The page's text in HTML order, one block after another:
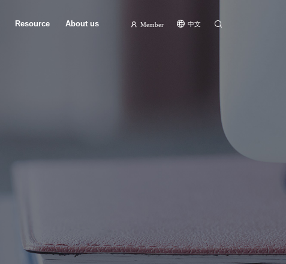
Resource About us Member 中文